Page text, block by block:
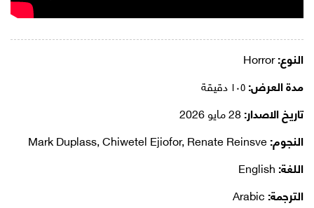
النوع:Horror
مدة العرض:
تاريخ الاصدار:
النجوم:
اللغة:
الترجمة: